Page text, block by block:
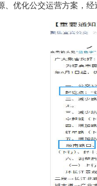
、优化公交运营方案，